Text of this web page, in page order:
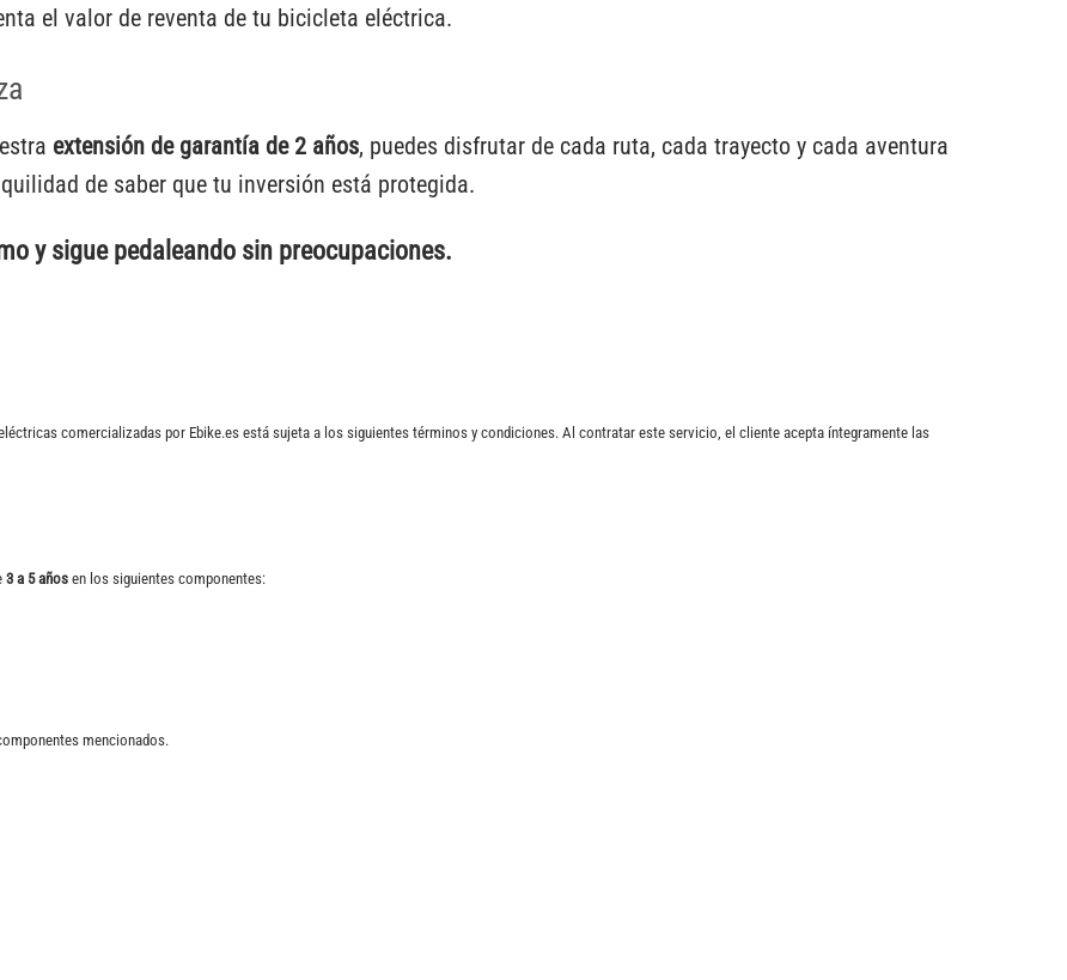
el valor de reventa de tu bicicleta eléctrica.
extensión de garantía de 2 años, puedes disfrutar de cada ruta, cada trayecto y cada aventura
de saber que tu inversión está protegida.
y sigue pedaleando sin preocupaciones.
comercializadas por Ebike.es está sujeta a los siguientes términos y condiciones. Al contratar este servicio, el cliente acepta íntegramente las
3 a 5 añosen los siguientes componentes:
mencionados.